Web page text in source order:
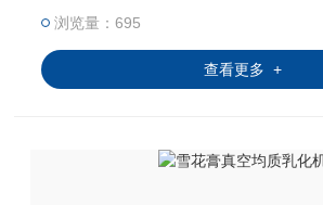
浏览量：695
查看更多 +